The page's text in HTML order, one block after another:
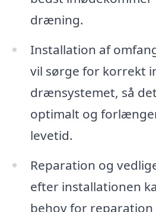
dræning.
Installation af
vil sørge for korrekt
drænsystemet, så
optimalt og
levetid.
Reparation og
efter installationen
behov for reparation